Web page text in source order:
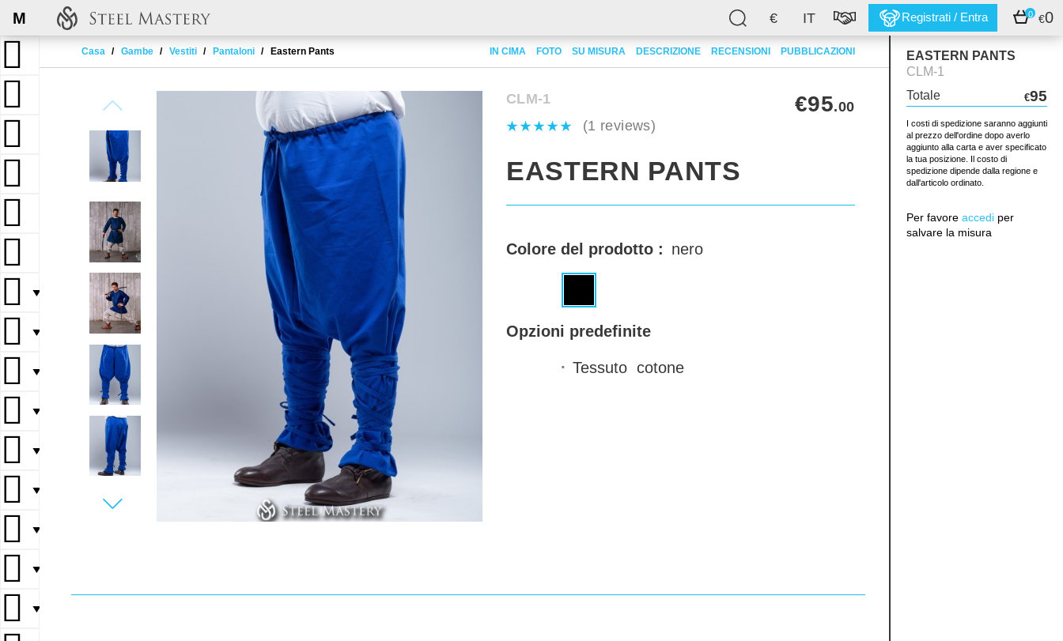
€ IT Registrati / Entra 0 €0
M
Casa Gambe Vestiti Pantaloni Eastern Pants IN CIMA FOTO SU MISURA DESCRIZIONE RECENSIONI PUBBLICAZIONI
▼
▼
▼
▼
▼
▼
▼
▼
▼
EASTERN PANTS
CLM-1
Totale
€95
I costi di spedizione saranno aggiunti
al prezzo dell'ordine dopo averlo
aggiunto alla carta e aver specificato
la tua posizione. Il costo di
spedizione dipende dalla regione e
dall'articolo ordinato.
Per favore accedi per
salvare la misura
CLM-1
(1 reviews)
€95.00
EASTERN PANTS
Colore del prodotto : nero
Opzioni predefinite
Tessuto cotone